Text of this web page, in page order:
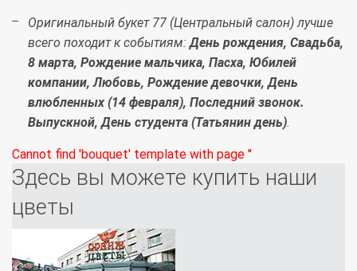
Оригинальный букет 77 (Центральный салон) лучше
всего походит к событиям:День рождения, Свадьба,
8 марта, Рождение мальчика, Пасха, Юбилей
компании, Любовь, Рождение девочки, День
влюбленных (14 февраля), Последний звонок.
Выпускной, День студента (Татьянин день).
Cannot find 'bouquet' template with page ''
Здесь вы можете купить наши
цветы